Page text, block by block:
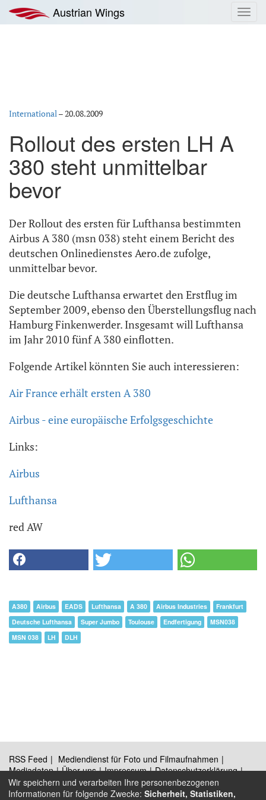
Inhalt
springen
Austrian Wings
International–20.08.2009
Rollout des ersten LH A
380 steht unmittelbar
bevor
Der Rollout des ersten für Lufthansa bestimmten
Airbus A 380 (msn 038) steht einem Bericht des
deutschen Onlinedienstes Aero.de zufolge,
unmittelbar bevor.
Die deutsche Lufthansa erwartet den Erstflug im
September 2009, ebenso den Überstellungsflug nach
Hamburg Finkenwerder. Insgesamt will Lufthansa
im Jahr 2010 fünf A 380 einflotten.
Folgende Artikel könnten Sie auch interessieren:
Air France erhält ersten A 380
Airbus - eine europäische Erfolgsgeschichte
Links:
Airbus
Lufthansa
red AW
A380 Airbus EADS Lufthansa A 380 Airbus Industries
Frankfurt
Deutsche Lufthansa
Super Jumbo Toulouse Endfertigung
MSN038
MSN 038
LH DLH
RSS Feed
Mediendienst für Foto und Filmaufnahmen
Mediadaten
Über uns Impressum
Datenschutzerklärung
Kontakt
Wir speichern und verarbeiten Ihre personenbezogenen
Informationen für folgende Zwecke: Sicherheit, Statistiken,